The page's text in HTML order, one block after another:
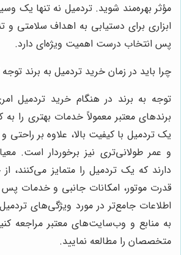
مؤثر بهره‌مند شوید. تردمیل نه تنها یک
ابزاری برای دستیابی به اهداف سلامتی
پس انتخاب درست اهمیت ویژه‌ای دارد.
چرا باید در زمان خرید تردمیل به برند
توجه به برند در هنگام خرید تردمیل
برندهای معتبر معمولاً خدمات بهتری را به
یک تردمیل با کیفیت بالا، علاوه بر راحتی
و عمر طولانی‌تری نیز برخوردار است.
دارند که یک تردمیل را متمایز می‌کنند،
قدرت موتور، امکانات جانبی و خدمات
اطلاعات جامع‌تر در مورد ویژگی‌های
به منابع و وب‌سایت‌های معتبر مراجعه
متخصصان را مطالعه نمایید.